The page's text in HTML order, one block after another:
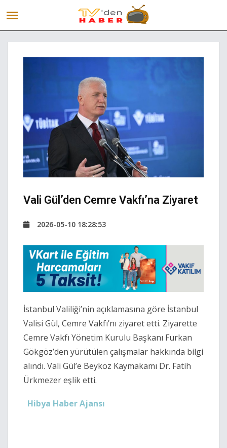
Vali Gül’den Cemre Vakfı’na Ziyaret
2026-05-10 18:28:53
İstanbul Valiliği’nin açıklamasına göre İstanbul
Valisi Gül, Cemre Vakfı’nı ziyaret etti. Ziyarette
Cemre Vakfı Yönetim Kurulu Başkanı Furkan
Gökgöz’den yürütülen çalışmalar hakkında bilgi
alındı. Vali Gül’e Beykoz Kaymakamı Dr. Fatih
Ürkmezer eşlik etti.
Hibya Haber Ajansı